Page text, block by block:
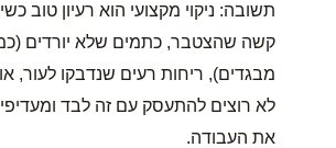
תשובה: ניקוי מקצועי הוא רעיון טוב
קשה שהצטבר, כתמים שלא יורדים
מבגדים), ריחות רעים שנדבקו לעור,
לא רוצים להתעסק עם זה לבד
את העבודה.